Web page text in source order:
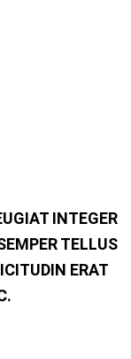
INTEGER
TELLUS
ERAT